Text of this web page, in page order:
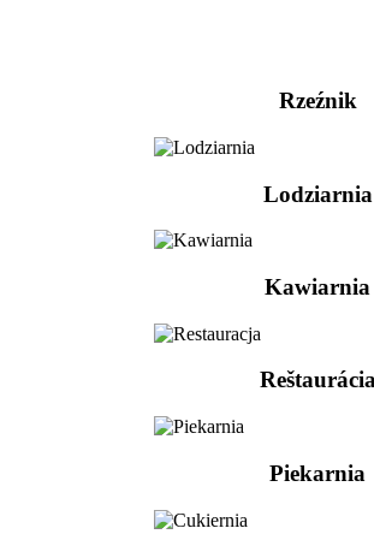
Rzeźnik
Lodziarnia
Kawiarnia
Piekarnia